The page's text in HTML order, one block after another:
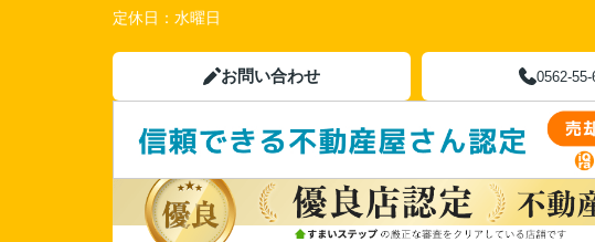
定休日： 水曜日
お問い合わせ 0562-55-